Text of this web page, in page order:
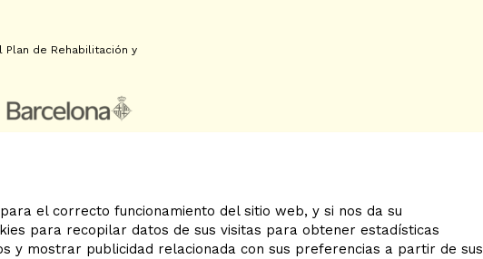
de Rehabilitación y
Sitemap | Aviso Legal
el correcto funcionamiento del sitio web, y si nos da su
para recopilar datos de sus visitas para obtener estadísticas
y mostrar publicidad relacionada con sus preferencias a partir de sus